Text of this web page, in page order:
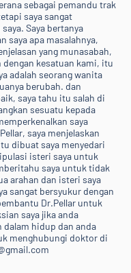
sebagai pemandu trak
saya sangat
Saya bertanya
saya apa masalahnya,
yang munasabah,
dengan kesatuan kami, itu
adalah seorang wanita
berubah. dan
saya tahu itu salah di
sesuatu kepada
saya
saya menjelaskan
dibuat saya menyedari
isteri saya untuk
saya untuk tidak
arahan dan isteri saya
sangat bersyukur dengan
Dr.Pellar untuk
saya jika anda
dalam hidup dan anda
menghubungi doktor di